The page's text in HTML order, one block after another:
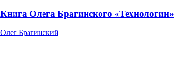
Книга Олега Брагинского «Технологии»
Олег Брагинский